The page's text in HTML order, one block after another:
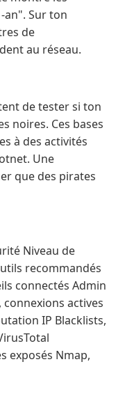
an". Sur ton
de
au réseau.
de tester si ton
noires. Ces bases
à des activités
Une
que des pirates
Niveau de
recommandés
connectés Admin
connexions actives
IP Blacklists,
exposés Nmap,